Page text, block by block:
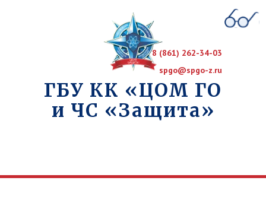
ГБУ КК «ЦОМ ГО
и ЧС «Защита»
8 (861) 262-34-03
spgo@spgo-z.ru